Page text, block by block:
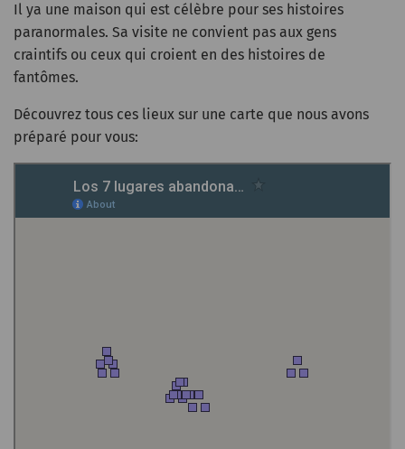
Il ya une maison qui est célèbre pour ses histoires
paranormales. Sa visite ne convient pas aux gens
craintifs ou ceux qui croient en des histoires de
fantômes.
Découvrez tous ces lieux sur une carte que nous avons
préparé pour vous: